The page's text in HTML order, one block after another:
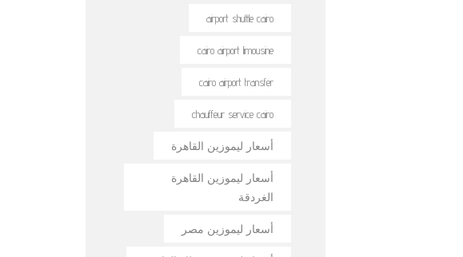
airport shuttle cairo
cairo airport limousine
cairo airport transfer
chauffeur service cairo
أسعار ليموزين القاهرة
أسعار ليموزين القاهرة
الغردقة
أسعار ليموزين مصر